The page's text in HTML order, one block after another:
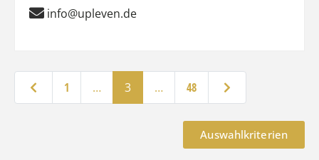
info@upleven.de
Neuere Beiträge
1 … 3 … 48 Ältere Beiträge
Auswahlkriterien